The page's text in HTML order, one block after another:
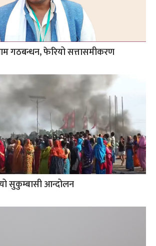
गठबन्धन, फेरियो सत्तासमीकरण
सुकुम्बासी आन्दोलन